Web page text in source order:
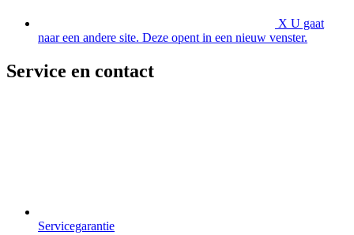
X U gaat
naar een andere site. Deze opent in een nieuw venster.
Service en contact
Servicegarantie